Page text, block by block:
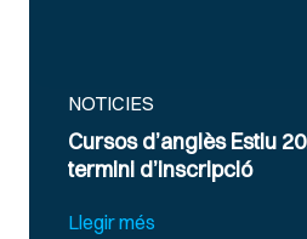
Estiu 2025 – Obert